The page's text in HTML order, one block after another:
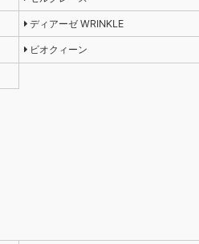
ディアーゼ WRINKLE
ビオクィーン